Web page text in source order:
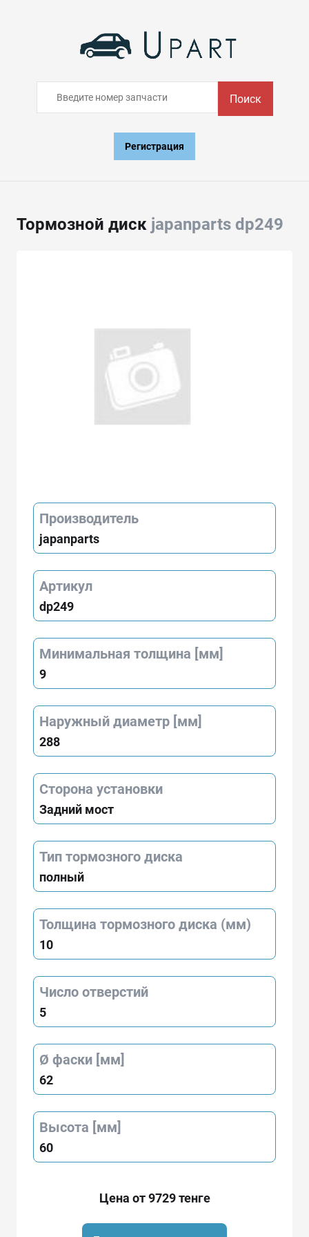
Поиск
Регистрация
Тормозной диск japanparts dp249
Производитель
japanparts
Артикул
dp249
Минимальная толщина [мм]
9
Наружный диаметр [мм]
288
Сторона установки
Задний мост
Тип тормозного диска
полный
Толщина тормозного диска (мм)
10
Число отверстий
5
Ø фаски [мм]
62
Высота [мм]
60
Цена от 9729 тенге